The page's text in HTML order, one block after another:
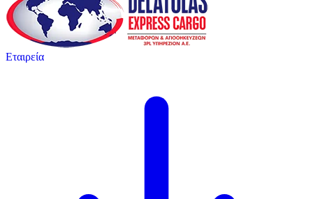
Εταιρεία